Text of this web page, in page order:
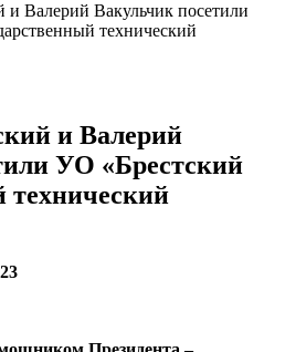
Валерий Вакульчик посетили
технический
и Валерий
УО «Брестский
технический